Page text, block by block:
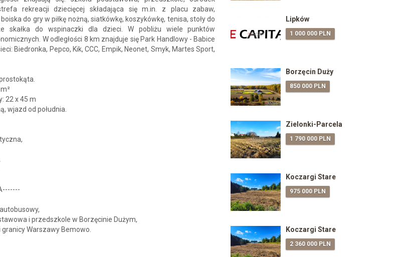
rekreacji dziecięcej składająca się m.in. z placu zabaw,
do gry w piłkę nożną, siatkówkę, koszykówkę, tenisa, stoły do
skałka do wspinaczki dla dzieci. W pobliżu wiele punktów
W odległości 8 km znajduje się Park Handlowy - Babice
Biedronka, Pepco, Kik, CCC, Empik, Neonet, Smyk, Martes Sport,
22 x 45 m
wjazd od południa.
i przedszkole w Borzęcinie Dużym,
Warszawy Bemowo.
Lipków
1 000 000 PLN
Borzęcin Duży
850 000 PLN
Zielonki-Parcela
1 790 000 PLN
Koczargi Stare
975 000 PLN
Koczargi Stare
2 360 000 PLN